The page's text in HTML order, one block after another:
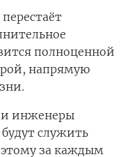
полноценной
напрямую
и инженеры
служить
за каждым